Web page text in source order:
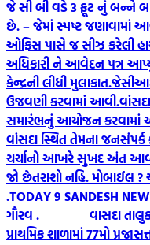
જે સી બી વડે 3 ફૂટ નું બન્ને
છે. – જેમાં સ્પષ્ટ જણાવામાં
ઓફિસ પાસે જ સીઝ કરેલી
અધિકારી ને આવેદન પત્ર
કેન્દ્રની લીધી મુલાકાત.જેસીઆઈ
ઉજવણી કરવામાં આવી.
સમારંભનું આયોજન કરવામાં
વાંસદા સ્થિત તેમના જનસંપર્ક
ચર્ચાનો આખરે સુખદ અંત
જો છેતરાશો નહિ. મોબાઈલ
.TODAY 9 SANDESH
ગૌરવ . વાસદા
પ્રાથમિક શાળામાં 77મો